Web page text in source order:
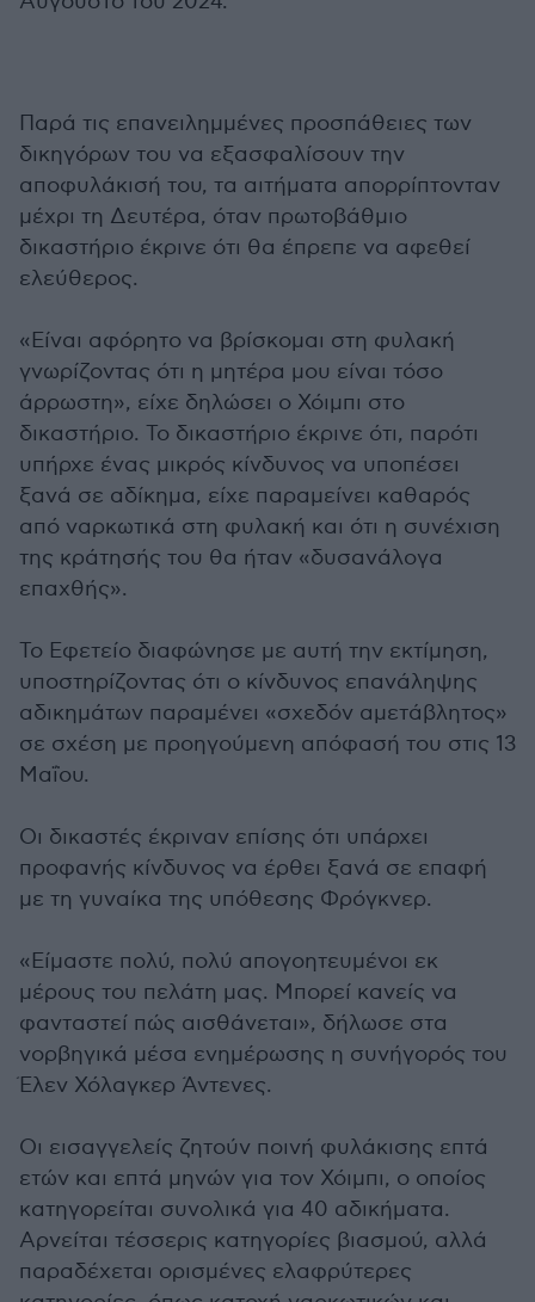
Παρά τις επανειλημμένες προσπάθειες των
δικηγόρων του να εξασφαλίσουν την
αποφυλάκισή του, τα αιτήματα απορρίπτονταν
μέχρι τη Δευτέρα, όταν πρωτοβάθμιο
δικαστήριο έκρινε ότι θα έπρεπε να αφεθεί
ελεύθερος.
«Είναι αφόρητο να βρίσκομαι στη φυλακή
γνωρίζοντας ότι η μητέρα μου είναι τόσο
άρρωστη», είχε δηλώσει ο Χόιμπι στο
δικαστήριο. Το δικαστήριο έκρινε ότι, παρότι
υπήρχε ένας μικρός κίνδυνος να υποπέσει
ξανά σε αδίκημα, είχε παραμείνει καθαρός
από ναρκωτικά στη φυλακή και ότι η συνέχιση
της κράτησής του θα ήταν «δυσανάλογα
επαχθής».
Το Εφετείο διαφώνησε με αυτή την εκτίμηση,
υποστηρίζοντας ότι ο κίνδυνος επανάληψης
αδικημάτων παραμένει «σχεδόν αμετάβλητος»
σε σχέση με προηγούμενη απόφασή του στις 13
Μαΐου.
Οι δικαστές έκριναν επίσης ότι υπάρχει
προφανής κίνδυνος να έρθει ξανά σε επαφή
με τη γυναίκα της υπόθεσης Φρόγκνερ.
«Είμαστε πολύ, πολύ απογοητευμένοι εκ
μέρους του πελάτη μας. Μπορεί κανείς να
φανταστεί πώς αισθάνεται», δήλωσε στα
νορβηγικά μέσα ενημέρωσης η συνήγορός του
Έλεν Χόλαγκερ Άντενες.
Οι εισαγγελείς ζητούν ποινή φυλάκισης επτά
ετών και επτά μηνών για τον Χόιμπι, ο οποίος
κατηγορείται συνολικά για 40 αδικήματα.
Αρνείται τέσσερις κατηγορίες βιασμού, αλλά
παραδέχεται ορισμένες ελαφρύτερες